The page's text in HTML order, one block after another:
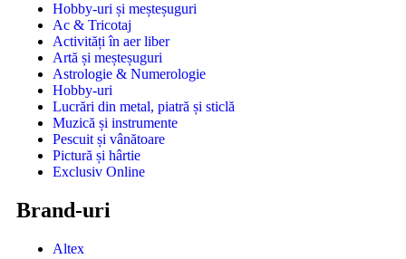
Hobby-uri și meșteșuguri
Ac & Tricotaj
Activități în aer liber
Artă și meșteșuguri
Astrologie & Numerologie
Hobby-uri
Lucrări din metal, piatră și sticlă
Muzică și instrumente
Pescuit și vânătoare
Pictură și hârtie
Exclusiv Online
Brand-uri
Altex